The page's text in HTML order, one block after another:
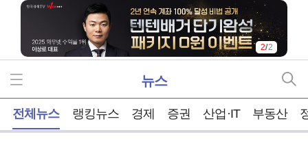
2/2
뉴스
전체뉴스 랭킹뉴스 경제 증권 산업·IT 부동산